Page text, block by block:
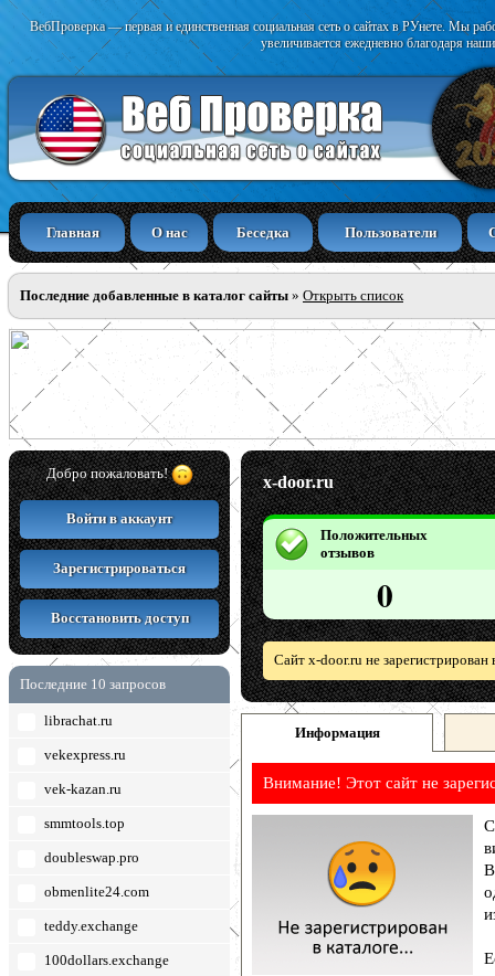
ВебПроверка — первая и единственная социальная сеть о сайтах в РУнете. Мы
увеличивается ежедневно благодаря
Главная О нас Беседка Пользователи
Последние добавленные в каталог сайты » Открыть список
Добро пожаловать!
Войти в аккаунт
Зарегистрироваться
Восстановить доступ
Последние 10 запросов
librachat.ru
vekexpress.ru
vek-kazan.ru
smmtools.top
doubleswap.pro
obmenlite24.com
teddy.exchange
100dollars.exchange
x-door.ru
Положительных
отзывов
0
Сайт x-door.ru не
Информация
Внимание! Этот сайт не